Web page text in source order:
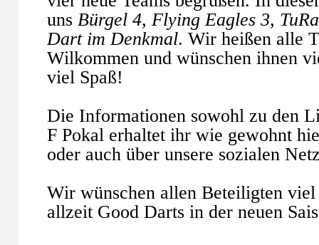
uns Bürgel 4, Flying Eagles 3,
Dart im Denkmal. Wir heißen alle
Wilkommen und wünschen ihnen
viel Spaß!
Die Informationen sowohl zu den
F Pokal erhaltet ihr wie gewohnt
oder auch über unsere sozialen
Wir wünschen allen Beteiligten
allzeit Good Darts in der neuen